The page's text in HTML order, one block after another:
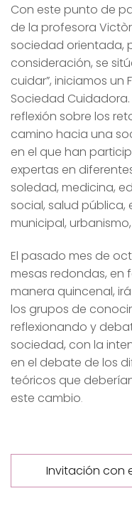
Con este punto de
de la profesora
sociedad orientada,
consideración, se
cuidar”, iniciamos un
Sociedad
reflexión sobre los
camino hacia una
en el que han
expertas en
soledad, medicina,
social, salud
municipal,
El pasado mes de
mesas redondas, en
manera quincenal,
los grupos de
reflexionando y
sociedad, con la
en el debate de los
teóricos que
este cambio.
Invitación con